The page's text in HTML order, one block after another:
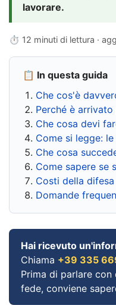
lavorare.
⏱ 12 minuti di lettura ·
📋 In questa guida
Che cos'è
Perché è
Che cosa devi
Come si legge:
Che cosa
Come sapere se
Costi della difesa
Domande
Hai ricevuto
Chiama +39 335
Prima di parlare con
fede, conviene